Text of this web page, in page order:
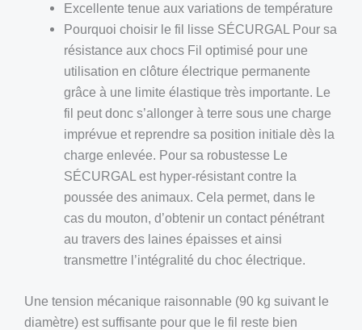
Excellente tenue aux variations de température
Pourquoi choisir le fil lisse SÉCURGAL Pour sa
résistance aux chocs Fil optimisé pour une
utilisation en clôture électrique permanente
grâce à une limite élastique très importante. Le
fil peut donc s’allonger à terre sous une charge
imprévue et reprendre sa position initiale dès la
charge enlevée. Pour sa robustesse Le
SÉCURGAL est hyper-résistant contre la
poussée des animaux. Cela permet, dans le
cas du mouton, d’obtenir un contact pénétrant
au travers des laines épaisses et ainsi
transmettre l’intégralité du choc électrique.
Une tension mécanique raisonnable (90 kg suivant le
diamètre) est suffisante pour que le fil reste bien